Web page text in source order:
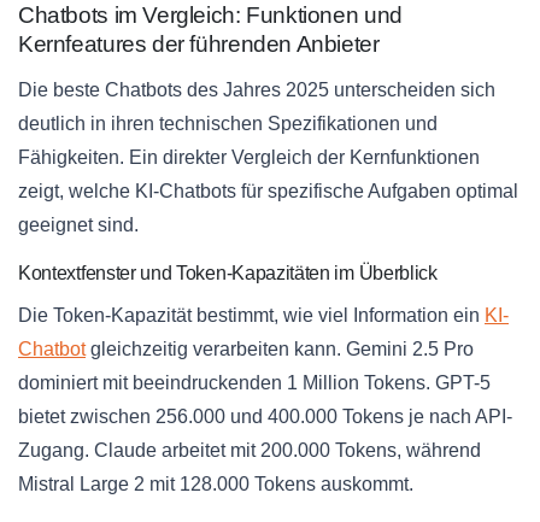
Chatbots im Vergleich: Funktionen und
Kernfeatures der führenden Anbieter
Die beste Chatbots des Jahres 2025 unterscheiden sich
deutlich in ihren technischen Spezifikationen und
Fähigkeiten. Ein direkter Vergleich der Kernfunktionen
zeigt, welche KI-Chatbots für spezifische Aufgaben optimal
geeignet sind.
Kontextfenster und Token-Kapazitäten im Überblick
Die Token-Kapazität bestimmt, wie viel Information ein KI-
Chatbotgleichzeitig verarbeiten kann. Gemini 2.5 Pro
dominiert mit beeindruckenden 1 Million Tokens. GPT-5
bietet zwischen 256.000 und 400.000 Tokens je nach API-
Zugang. Claude arbeitet mit 200.000 Tokens, während
Mistral Large 2 mit 128.000 Tokens auskommt.